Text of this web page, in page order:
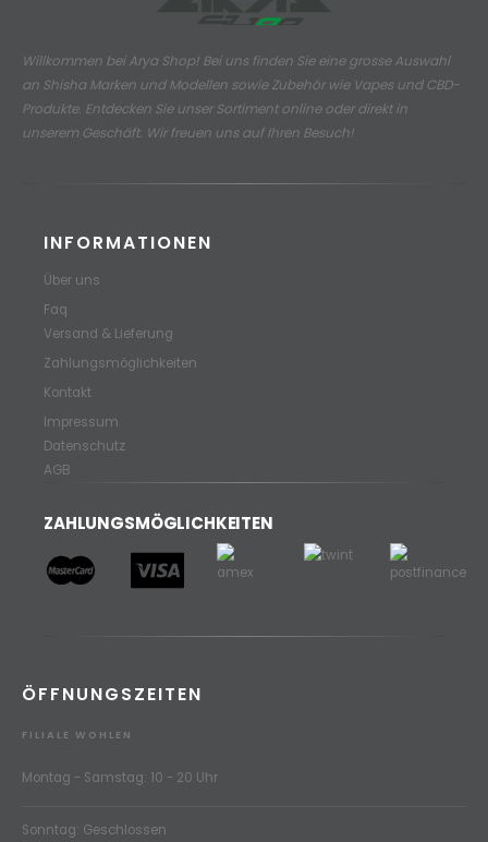
Willkommen bei Arya Shop! Bei uns finden Sie eine grosse Auswahl
an Shisha Marken und Modellen sowie Zubehör wie Vapes und CBD-
Produkte. Entdecken Sie unser Sortiment online oder direkt in
unserem Geschäft. Wir freuen uns auf Ihren Besuch!
INFORMATIONEN
Über uns
Faq
Versand & Lieferung
Zahlungsmöglichkeiten
Kontakt
Impressum
Datenschutz
AGB
ZAHLUNGSMÖGLICHKEITEN
ÖFFNUNGSZEITEN
FILIALE WOHLEN
Montag - Samstag: 10 - 20 Uhr
Sonntag: Geschlossen